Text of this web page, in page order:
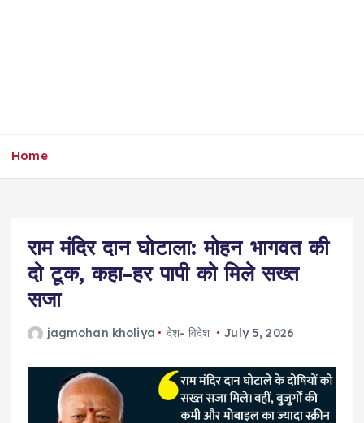
Home
राम मंदिर दान घोटाला: मोहन भागवत की
दो टूक, कहा-हर पापी को मिले सख्त
सजा
jagmohan kholiya देश- विदेश July 5, 2026